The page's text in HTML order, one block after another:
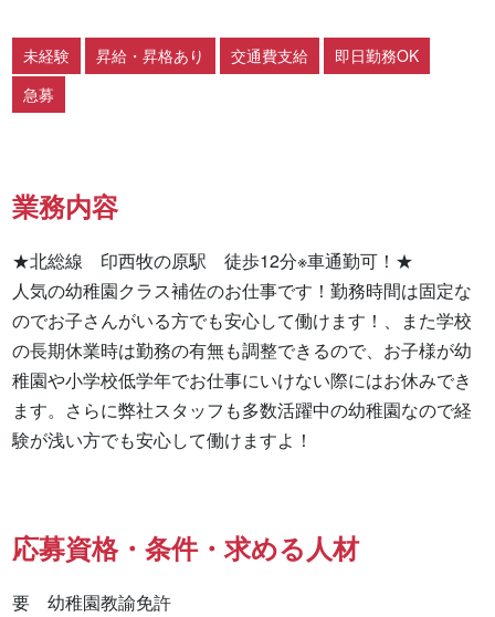
未経験 昇給・昇格あり 交通費支給
即日勤務OK
急募
業務内容
★北総線　印西牧の原駅　徒歩12分※車通勤可！★
人気の幼稚園クラス補佐のお仕事です！勤務時間は固定な
のでお子さんがいる方でも安心して働けます！、また学校
の長期休業時は勤務の有無も調整できるので、お子様が幼
稚園や小学校低学年でお仕事にいけない際にはお休みでき
ます。さらに弊社スタッフも多数活躍中の幼稚園なので経
験が浅い方でも安心して働けますよ！
応募資格・条件・求める人材
要　幼稚園教諭免許